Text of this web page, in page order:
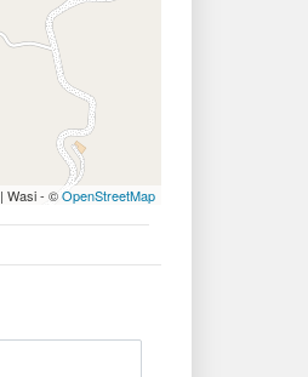
| Wasi - ©OpenStreetMap